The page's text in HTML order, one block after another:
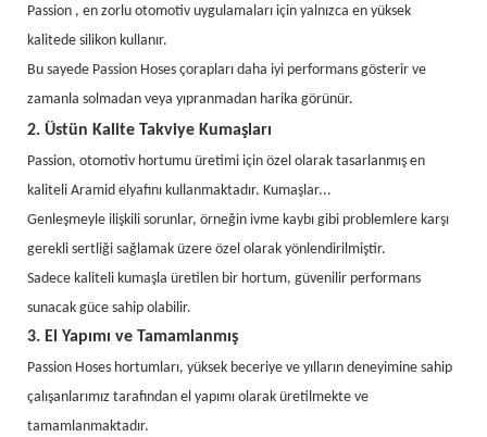
Passion , en zorlu otomotiv uygulamaları için yalnızca en yüksek
kalitede silikon kullanır.
Bu sayede Passion Hoses çorapları daha iyi performans gösterir ve
zamanla solmadan veya yıpranmadan harika görünür.
2. Üstün Kalite Takviye Kumaşları
Passion, otomotiv hortumu üretimi için özel olarak tasarlanmış en
kaliteli Aramid elyafını kullanmaktadır. Kumaşlar...
Genleşmeyle ilişkili sorunlar, örneğin ivme kaybı gibi problemlere karşı
gerekli sertliği sağlamak üzere özel olarak yönlendirilmiştir.
Sadece kaliteli kumaşla üretilen bir hortum, güvenilir performans
sunacak güce sahip olabilir.
3. El Yapımı ve Tamamlanmış
Passion Hoses hortumları, yüksek beceriye ve yılların deneyimine sahip
çalışanlarımız tarafından el yapımı olarak üretilmekte ve
tamamlanmaktadır.